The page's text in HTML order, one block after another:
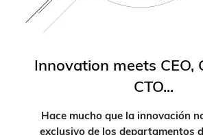
Innovation meets CEO,
CTO...
Hace mucho que la innovación
exclusivo de los departamentos